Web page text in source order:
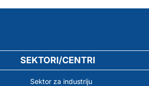
SEKTORI/CENTRI
Sektor za industriju